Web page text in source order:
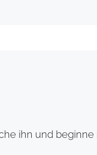
ihn und beginne